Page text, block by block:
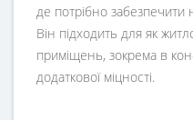
де потрібно забезпечити
Він підходить для як
приміщень, зокрема в
додаткової міцності.